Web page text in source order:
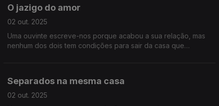
O jazigo do amor
02 out. 2025
Uma ouvinte escreve-nos porque acabou a sua relação, mas
nenhum dos dois tem condições para sair da casa que
Separados na mesma casa
02 out. 2025